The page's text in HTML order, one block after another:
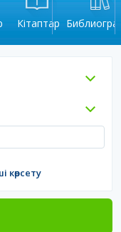
Кітаптар
көрсету